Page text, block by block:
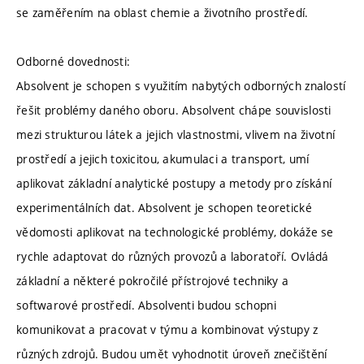
se zaměřením na oblast chemie a životního prostředí.
Odborné dovednosti:
Absolvent je schopen s využitím nabytých odborných znalostí
řešit problémy daného oboru. Absolvent chápe souvislosti
mezi strukturou látek a jejich vlastnostmi, vlivem na životní
prostředí a jejich toxicitou, akumulaci a transport, umí
aplikovat základní analytické postupy a metody pro získání
experimentálních dat. Absolvent je schopen teoretické
vědomosti aplikovat na technologické problémy, dokáže se
rychle adaptovat do různých provozů a laboratoří. Ovládá
základní a některé pokročilé přístrojové techniky a
softwarové prostředí. Absolventi budou schopni
komunikovat a pracovat v týmu a kombinovat výstupy z
různých zdrojů. Budou umět vyhodnotit úroveň znečištění